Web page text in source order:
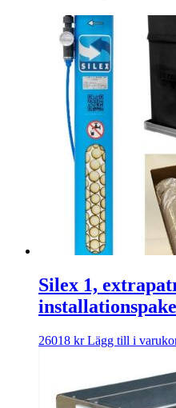
Silex 1,
26018 kr Lägg till i